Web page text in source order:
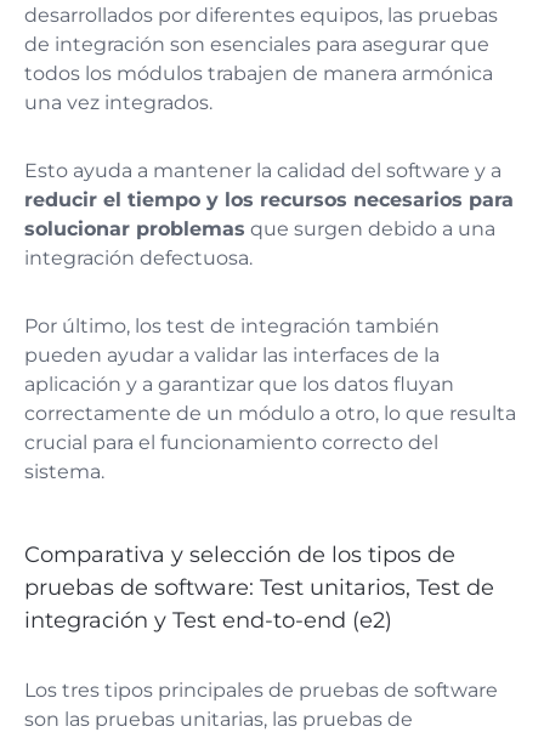
desarrollados por diferentes equipos, las pruebas
de integración son esenciales para asegurar que
todos los módulos trabajen de manera armónica
una vez integrados.
Esto ayuda a mantener la calidad del software y a
reducir el tiempo y los recursos necesarios para
solucionar problemas que surgen debido a una
integración defectuosa.
Por último, los test de integración también
pueden ayudar a validar las interfaces de la
aplicación y a garantizar que los datos fluyan
correctamente de un módulo a otro, lo que resulta
crucial para el funcionamiento correcto del
sistema.
Comparativa y selección de los tipos de
pruebas de software: Test unitarios, Test de
integración y Test end-to-end (e2)
Los tres tipos principales de pruebas de software
son las pruebas unitarias, las pruebas de